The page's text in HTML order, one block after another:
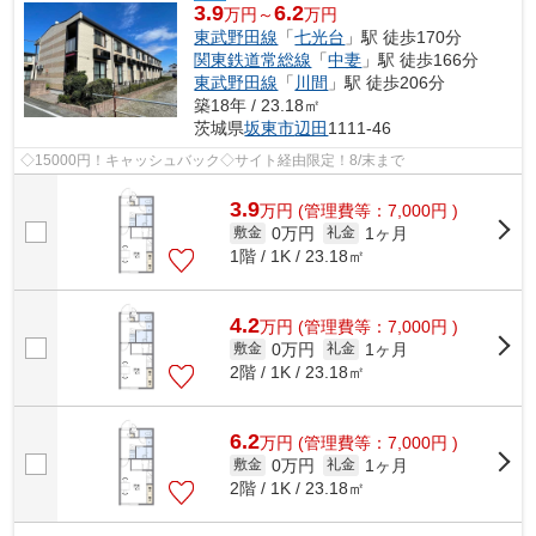
3.9万円～6.2万円
東武野田線 「七光台 」駅 徒歩170分
関東鉄道常総線 「中妻 」駅 徒歩166分
東武野田線 「 川間 」駅 徒歩206分
築18年 / 23.18㎡
茨城県坂東市辺田 1111-46
◇15000円！キャッシュバック◇サイト経由限定！8/末まで
3.9万円 (管理費等：7,000円 )
敷金 0万円 礼金
1ヶ月
1階 / 1K / 23.18㎡
4.2万円 (管理費等：7,000円 )
敷金 0万円 礼金
1ヶ月
2階 / 1K / 23.18㎡
6.2万円 (管理費等：7,000円 )
敷金 0万円 礼金
1ヶ月
2階 / 1K / 23.18㎡